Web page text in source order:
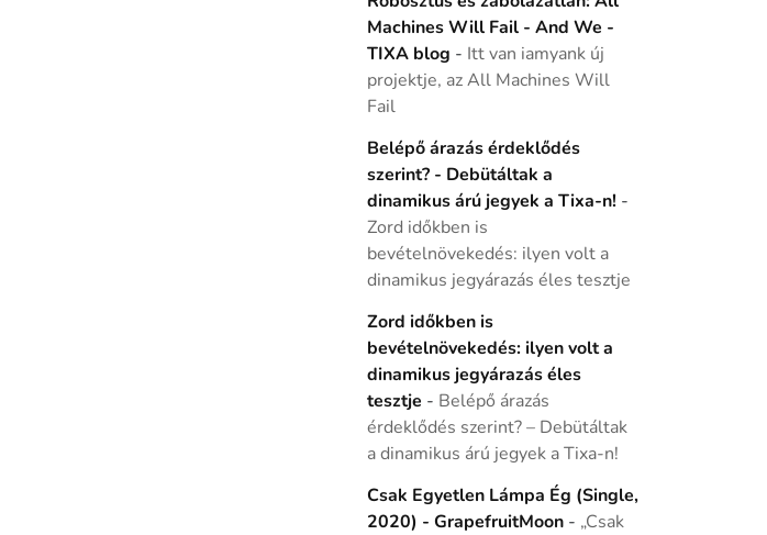
Machines Will Fail - And We -
TIXA blog - Itt van iamyank új
projektje, az All Machines Will
Fail
Belépő árazás érdeklődés
szerint? - Debütáltak a
dinamikus árú jegyek a Tixa-n! -
Zord időkben is
bevételnövekedés: ilyen volt a
dinamikus jegyárazás éles tesztje
Zord időkben is
bevételnövekedés: ilyen volt a
dinamikus jegyárazás éles
tesztje - Belépő árazás
érdeklődés szerint? – Debütáltak
a dinamikus árú jegyek a Tixa-n!
Csak Egyetlen Lámpa Ég (Single,
2020) - GrapefruitMoon- „Csak